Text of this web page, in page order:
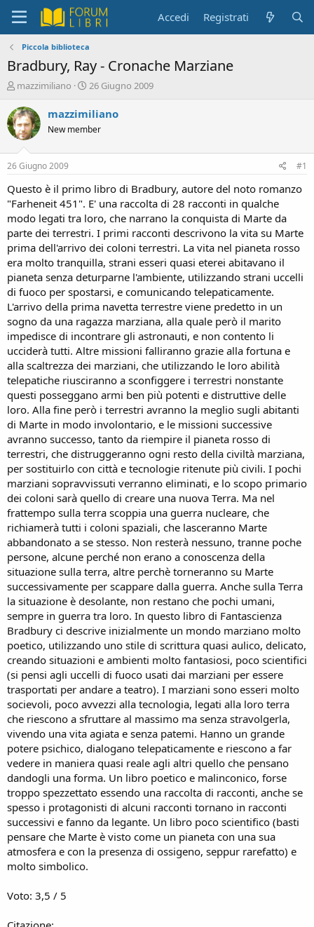
Accedi Registrati
Piccola biblioteca
Bradbury, Ray - Cronache Marziane
C
e
a
t
e
D
i
s
c
u
s
s
i
o
n
e
mazzimiliano
D
t
a
d
i
z
i
o
26 Giugno 2009
mazzimiliano
New member
26 Giugno 2009 #1
Questo è il primo libro di Bradbury, autore del noto romanzo
"Farheneit 451". E' una raccolta di 28 racconti in qualche
modo legati tra loro, che narrano la conquista di Marte da
parte dei terrestri. I primi racconti descrivono la vita su Marte
prima dell'arrivo dei coloni terrestri. La vita nel pianeta rosso
era molto tranquilla, strani esseri quasi eterei abitavano il
pianeta senza deturparne l'ambiente, utilizzando strani uccelli
di fuoco per spostarsi, e comunicando telepaticamente.
L'arrivo della prima navetta terrestre viene predetto in un
sogno da una ragazza marziana, alla quale però il marito
impedisce di incontrare gli astronauti, e non contento li
ucciderà tutti. Altre missioni falliranno grazie alla fortuna e
alla scaltrezza dei marziani, che utilizzando le loro abilità
telepatiche riusciranno a sconfiggere i terrestri nonstante
questi posseggano armi ben più potenti e distruttive delle
loro. Alla fine però i terrestri avranno la meglio sugli abitanti
di Marte in modo involontario, e le missioni successive
avranno successo, tanto da riempire il pianeta rosso di
terrestri, che distruggeranno ogni resto della civiltà marziana,
per sostituirlo con città e tecnologie ritenute più civili. I pochi
marziani sopravvissuti verranno eliminati, e lo scopo primario
dei coloni sarà quello di creare una nuova Terra. Ma nel
frattempo sulla terra scoppia una guerra nucleare, che
richiamerà tutti i coloni spaziali, che lasceranno Marte
abbandonato a se stesso. Non resterà nessuno, tranne poche
persone, alcune perché non erano a conoscenza della
situazione sulla terra, altre perchè torneranno su Marte
successivamente per scappare dalla guerra. Anche sulla Terra
la situazione è desolante, non restano che pochi umani,
sempre in guerra tra loro. In questo libro di Fantascienza
Bradbury ci descrive inizialmente un mondo marziano molto
poetico, utilizzando uno stile di scrittura quasi aulico, delicato,
creando situazioni e ambienti molto fantasiosi, poco scientifici
(si pensi agli uccelli di fuoco usati dai marziani per essere
trasportati per andare a teatro). I marziani sono esseri molto
socievoli, poco avvezzi alla tecnologia, legati alla loro terra
che riescono a sfruttare al massimo ma senza stravolgerla,
vivendo una vita agiata e senza patemi. Hanno un grande
potere psichico, dialogano telepaticamente e riescono a far
vedere in maniera quasi reale agli altri quello che pensano
dandogli una forma. Un libro poetico e malinconico, forse
troppo spezzettato essendo una raccolta di racconti, anche se
spesso i protagonisti di alcuni racconti tornano in racconti
successivi e fanno da legante. Un libro poco scientifico (basti
pensare che Marte è visto come un pianeta con una sua
atmosfera e con la presenza di ossigeno, seppur rarefatto) e
molto simbolico.
Voto: 3,5 / 5